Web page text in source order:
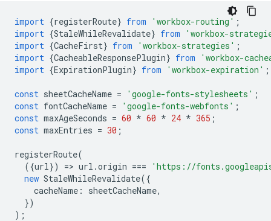
import {registerRoute} from 'workbox-routing' ;
import {StaleWhileRevalidate} from
'workbox-
import {CacheFirst} from 'workbox-strategies' ;
import {CacheableResponsePlugin} from
'workbox-
import {ExpirationPlugin} from 'workbox-expiration' ;
const sheetCacheName = 'google-fonts-stylesheets' ;
const fontCacheName = 'google-fonts-webfonts' ;
const maxAgeSeconds = 60 * 60 * 24 * 365 ;
const maxEntries = 30 ;
registerRoute(
({url}) => url .origin ===
'https://
new StaleWhileRevalidate({
cacheName : sheetCacheName,
})
);